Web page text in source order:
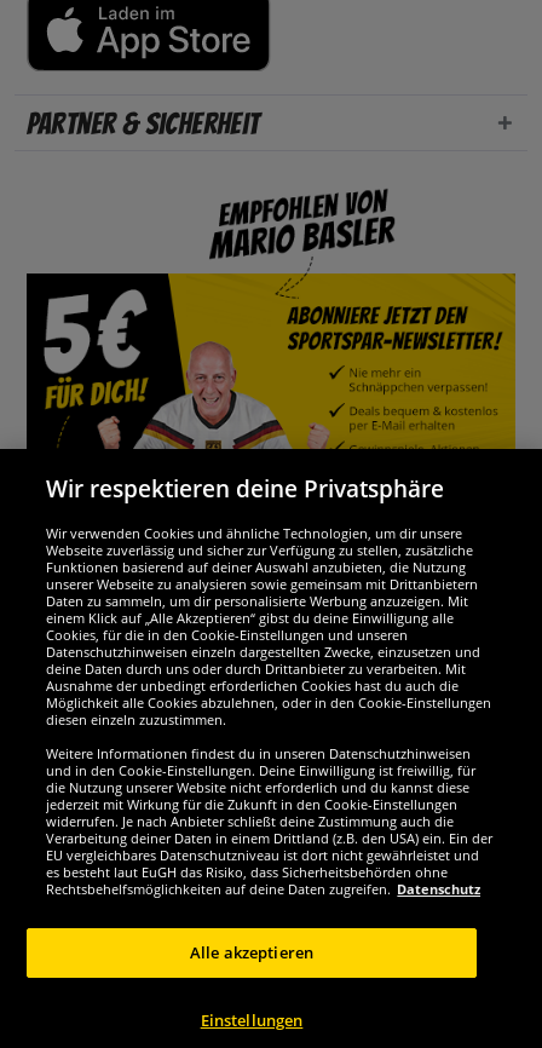
Partner & Sicherheit
Wir sind ausgezeichnet
Werde SportSpar-Fan!
Copyright © 2024 Sportspar GmbH, Gustav-Adolf-Ring 7, 04838 Eilenburg DE -
*Alle Preise inkl. gesetzl. Mehrwertsteuer zzgl.
Wir respektieren deine Privatsphäre
Wir verwenden Cookies und ähnliche Technologien, um dir unsere
Webseite zuverlässig und sicher zur Verfügung zu stellen, zusätzliche
Funktionen basierend auf deiner Auswahl anzubieten, die Nutzung
unserer Webseite zu analysieren sowie gemeinsam mit Drittanbietern
Daten zu sammeln, um dir personalisierte Werbung anzuzeigen. Mit
einem Klick auf „Alle Akzeptieren“ gibst du deine Einwilligung alle
Cookies, für die in den Cookie-Einstellungen und unseren
Datenschutzhinweisen einzeln dargestellten Zwecke, einzusetzen und
deine Daten durch uns oder durch Drittanbieter zu verarbeiten. Mit
Ausnahme der unbedingt erforderlichen Cookies hast du auch die
Möglichkeit alle Cookies abzulehnen, oder in den Cookie-Einstellungen
diesen einzeln zuzustimmen.
Weitere Informationen findest du in unseren Datenschutzhinweisen
und in den Cookie-Einstellungen. Deine Einwilligung ist freiwillig, für
die Nutzung unserer Website nicht erforderlich und du kannst diese
jederzeit mit Wirkung für die Zukunft in den Cookie-Einstellungen
widerrufen. Je nach Anbieter schließt deine Zustimmung auch die
Verarbeitung deiner Daten in einem Drittland (z.B. den USA) ein. Ein der
EU vergleichbares Datenschutzniveau ist dort nicht gewährleistet und
es besteht laut EuGH das Risiko, dass Sicherheitsbehörden ohne
Rechtsbehelfsmöglichkeiten auf deine Daten zugreifen. Datenschutz
Einstellungen
Alle akzeptieren